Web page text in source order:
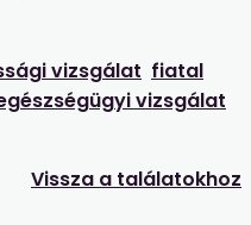
vizsgálat fiatal
vizsgálat
Vissza a találatokhoz